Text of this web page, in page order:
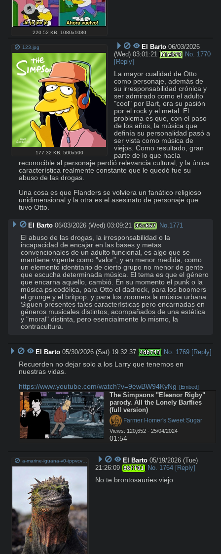
220.52 KB 1080x1080
123.jpg
177.32 KB 500x500
El Barto 06/03/2026
(Wed) 03:01:21
b1eb78 No. 1770
[Reply]
La mayor cualidad de Otto
como personaje, además de
su irresponsabilidad crónica y
ser admirado como el adulto
"cool" por Bart, era su pasión
por el rock y el metal. El
problema es que, con el paso
de los años, la música que
definía su personalidad pasó a
ser vista como música de
viejos. Como resultado, gran
parte de lo que hacía
reconocible al personaje perdió relevancia cultural, y la única
característica realmente constante que le quedó fue su
abuso de las drogas.
Una cosa es que Flanders se volviera un fanático religioso
unidimensional y la otra es el asesinato de personaje que
tuvo Otto.
El Barto 06/03/2026 (Wed) 03:09:21 93c667 No. 1771
El abuso de las drogas, la irresponsabilidad o la
incapacidad de encajar en las bases y metas
convencionales de un adulto funcional, es algo que se
mantiene vigente como "valor", y en menor medida, como
un elemento identitario de cierto grupo no menor de gente
que escucha determinada música. El tema es que el género
que encarna aquello, cambió. En su momento el punk o la
música psicodélica, para Otto el dadrock, para los boomers
el grunge y el britpop, y para los zoomers la música urbana.
Siguen presentes tales características pero encarnadas en
géneros musicales distintos, acompañados de una estética
y "moral" distinta, pero esencialmente lo mismo, la
contracultura.
El Barto 05/30/2026 (Sat) 19:32:37 4db743 No. 1769 [Reply]
Recuerden no dejar solo a los Larry que tenemos en
nuestras vidas.
https://www.youtube.com/watch?v=9ewBW94KyNg [Embed]
The Simpsons "Eleanor Rigby"
parody. All the Lonely Barflies
(full version)
Farmer Homer's Sweet Sugar
Views: 120,652 - 25/04/2024
01:54
El Barto 05/19/2026 (Tue)
21:26:09 88ff01 No. 1764 [Reply]
No te brontosauries viejo